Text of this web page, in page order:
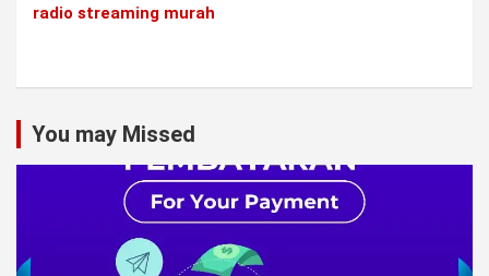
radio streaming murah
You may Missed